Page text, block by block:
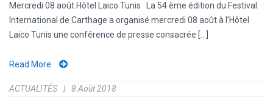
Mercredi 08 août Hôtel Laico Tunis La 54 ème édition du Festival
International de Carthage a organisé mercredi 08 août à l’Hôtel
Laico Tunis une conférence de presse consacrée [...]
Read More
ACTUALITÉS 8 Août 2018